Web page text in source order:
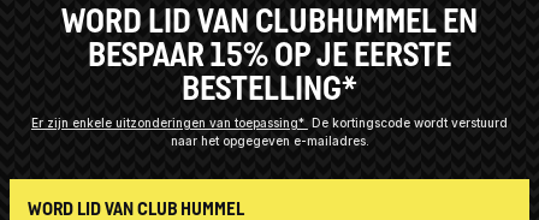
WORD LID VAN CLUBHUMMEL EN
BESPAAR 15% OP JE EERSTE
BESTELLING*
Er zijn enkele uitzonderingen van toepassing* De kortingscode wordt verstuurd
naar het opgegeven e-mailadres.
WORD LID VAN CLUB HUMMEL